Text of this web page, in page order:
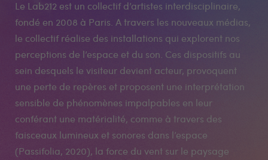
Le Lab212 est un collectif d’artistes interdisciplinaire,
fondé en 2008 à Paris. A travers les nouveaux médias,
le collectif réalise des installations qui explorent nos
perceptions de l’espace et du son. Ces dispositifs au
sein desquels le visiteur devient acteur, provoquent
une perte de repères et proposent une interprétation
sensible de phénomènes impalpables en leur
conférant une matérialité, comme à travers des
faisceaux lumineux et sonores dans l’espace
(Passifolia, 2020), la force du vent sur le paysage